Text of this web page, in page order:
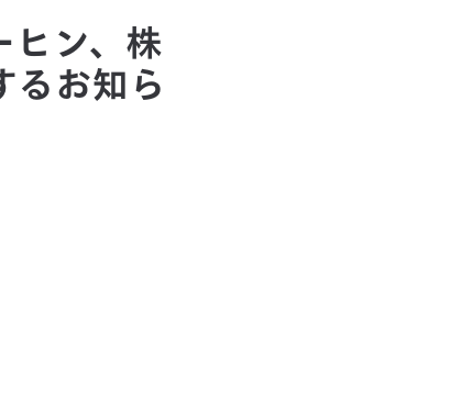
ヒン、株
るお知ら